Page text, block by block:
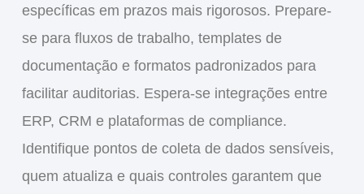
específicas em prazos mais rigorosos. Prepare-
se para fluxos de trabalho, templates de
documentação e formatos padronizados para
facilitar auditorias. Espera-se integrações entre
ERP, CRM e plataformas de compliance.
Identifique pontos de coleta de dados sensíveis,
quem atualiza e quais controles garantem que